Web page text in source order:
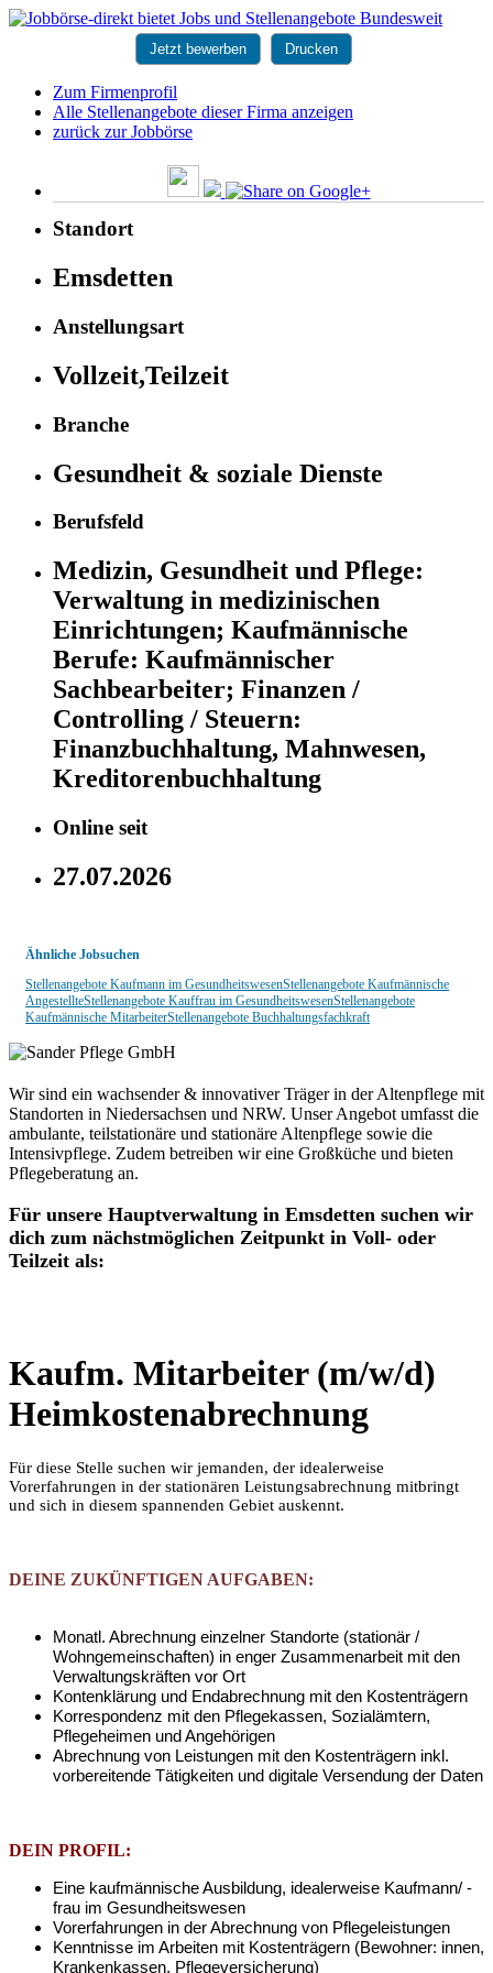
Jetzt bewerben Drucken
Zum Firmenprofil
Alle Stellenangebote dieser Firma anzeigen
zurück zur Jobbörse
Standort
Emsdetten
Anstellungsart
Vollzeit,Teilzeit
Branche
Gesundheit & soziale Dienste
Berufsfeld
Medizin, Gesundheit und Pflege:
Verwaltung in medizinischen
Einrichtungen; Kaufmännische
Berufe: Kaufmännischer
Sachbearbeiter; Finanzen /
Controlling / Steuern:
Finanzbuchhaltung, Mahnwesen,
Kreditorenbuchhaltung
Online seit
27.07.2026
Ähnliche Jobsuchen
Stellenangebote Kaufmann im GesundheitswesenStellenangebote Kaufmännische
AngestellteStellenangebote Kauffrau im GesundheitswesenStellenangebote
Kaufmännische MitarbeiterStellenangebote Buchhaltungsfachkraft
Wir sind ein wachsender & innovativer Träger in der Altenpflege mit
Standorten in Niedersachsen und NRW. Unser Angebot umfasst die
ambulante, teilstationäre und stationäre Altenpflege sowie die
Intensivpflege. Zudem betreiben wir eine Großküche und bieten
Pflegeberatung an.
Für unsere Hauptverwaltung in Emsdetten suchen wir
dich zum nächstmöglichen Zeitpunkt in Voll- oder
Teilzeit als:
Kaufm. Mitarbeiter (m/w/d)
Heimkostenabrechnung
Für diese Stelle suchen wir jemanden, der idealerweise
Vorerfahrungen in der stationären Leistungsabrechnung mitbringt
und sich in diesem spannenden Gebiet auskennt.
DEINE ZUKÜNFTIGEN AUFGABEN:
Monatl. Abrechnung einzelner Standorte (stationär /
Wohngemeinschaften) in enger Zusammenarbeit mit den
Verwaltungskräften vor Ort
Kontenklärung und Endabrechnung mit den Kostenträgern
Korrespondenz mit den Pflegekassen, Sozialämtern,
Pflegeheimen und Angehörigen
Abrechnung von Leistungen mit den Kostenträgern inkl.
vorbereitende Tätigkeiten und digitale Versendung der Daten
DEIN PROFIL:
Eine kaufmännische Ausbildung, idealerweise Kaufmann/ -
frau im Gesundheitswesen
Vorerfahrungen in der Abrechnung von Pflegeleistungen
Kenntnisse im Arbeiten mit Kostenträgern (Bewohner: innen,
Krankenkassen, Pflegeversicherung)